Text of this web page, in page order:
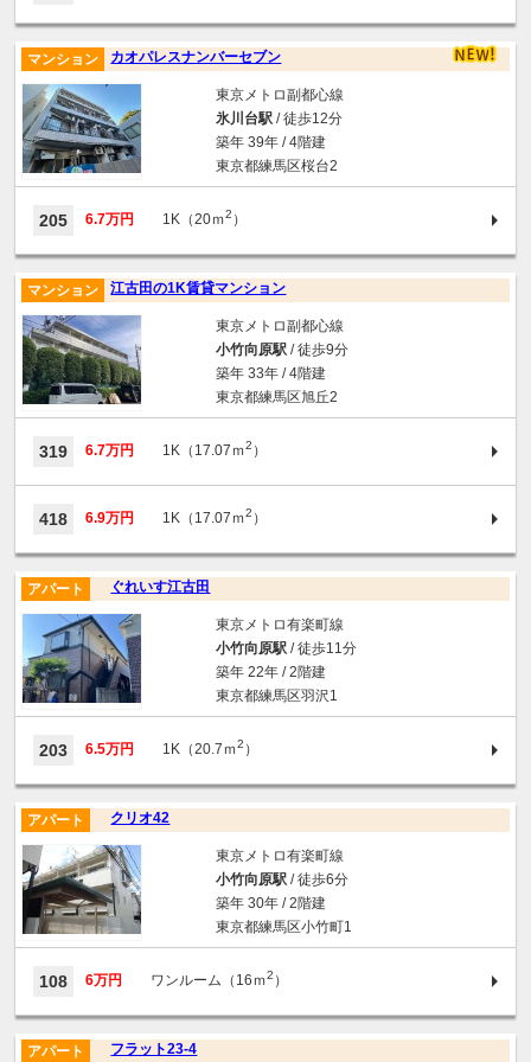
カオパレスナンバーセブン
マンション
東京メトロ副都心線
氷川台駅/ 徒歩12分
築年 39年 / 4階建
東京都練馬区桜台2
205 6.7万円 1K（20ｍ2 ）
江古田の1K賃貸マンション
マンション
東京メトロ副都心線
小竹向原駅/ 徒歩9分
築年 33年 / 4階建
東京都練馬区旭丘2
319 6.7万円 1K（17.07ｍ2 ）
418 6.9万円 1K（17.07ｍ2 ）
ぐれいす江古田
アパート
東京メトロ有楽町線
小竹向原駅/ 徒歩11分
築年 22年 / 2階建
東京都練馬区羽沢1
203 6.5万円 1K（20.7ｍ2 ）
クリオ42
アパート
東京メトロ有楽町線
小竹向原駅/ 徒歩6分
築年 30年 / 2階建
東京都練馬区小竹町1
108 6万円 ワンルーム（16ｍ2 ）
フラット23-4
アパート